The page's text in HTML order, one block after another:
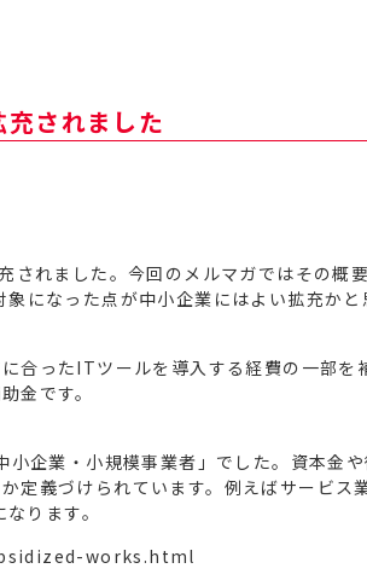
充されました
れました。今回のメルマガではその概
になった点が中小企業にはよい拡充かと
合ったITツールを導入する経費の一部を
金です。
企業・小規模事業者」でした。資本金や
定義づけられています。例えばサービス
ります。
works.html